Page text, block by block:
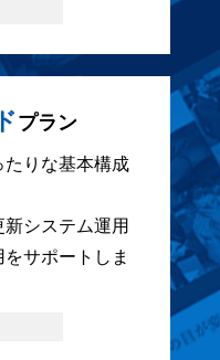
プラン
りな基本構成
システム運用
サポートしま